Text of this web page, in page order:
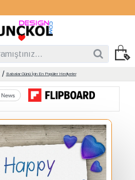
Babalar Günü İçin En Popüler Hediyeler